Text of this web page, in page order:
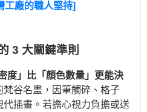
工廠的職人堅持]
3 大關鍵準則
度」比「顏色數量」更能決
梵谷名畫，因筆觸碎、格子
插畫。若擔心視力負擔或送